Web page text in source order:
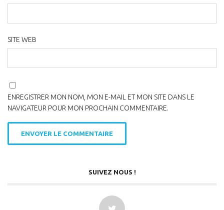
SITE WEB
ENREGISTRER MON NOM, MON E-MAIL ET MON SITE DANS LE
NAVIGATEUR POUR MON PROCHAIN COMMENTAIRE.
SUIVEZ NOUS !